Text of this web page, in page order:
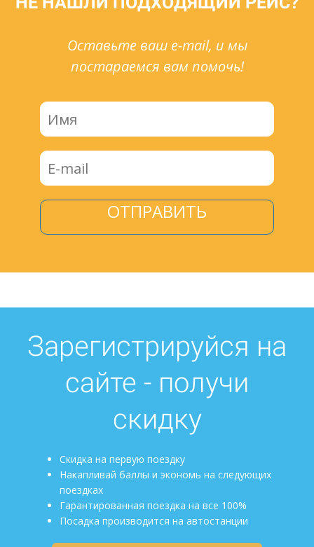
Оставьте ваш e-mail, и мы
постараемся вам помочь!
ОТПРАВИТЬ
Зарегистрируйся на
сайте - получи
скидку
Скидка на первую поездку
Накапливай баллы и экономь на следующих
поездках
Гарантированная поездка на все 100%
Посадка производится на автостанции